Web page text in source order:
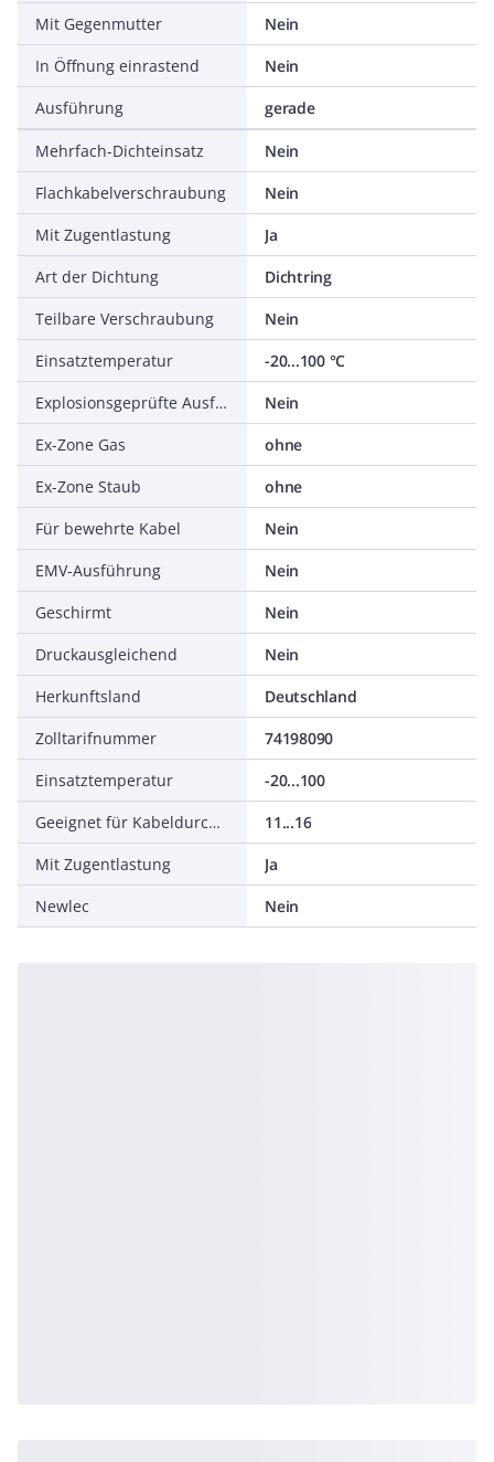
Mit Gegenmutter
Nein
In Öffnung einrastend
Nein
Ausführung
gerade
Mehrfach-Dichteinsatz
Nein
Flachkabelverschraubung
Nein
Mit Zugentlastung
Ja
Art der Dichtung
Dichtring
Teilbare Verschraubung
Nein
Einsatztemperatur
-20...100 °C
Explosionsgeprüfte Ausführung
Nein
Ex-Zone Gas
ohne
Ex-Zone Staub
ohne
Für bewehrte Kabel
Nein
EMV-Ausführung
Nein
Geschirmt
Nein
Druckausgleichend
Nein
Herkunftsland
Deutschland
Zolltarifnummer
74198090
Einsatztemperatur
-20...100
Geeignet für Kabeldurchmesser
11...16
Mit Zugentlastung
Ja
Newlec
Nein